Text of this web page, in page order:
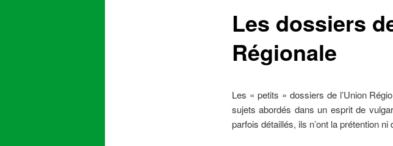
Les dossiers
Régionale
Les « petits » dossiers de l’Union
sujets abordés dans un esprit de
parfois détaillés, ils n’ont la prétention